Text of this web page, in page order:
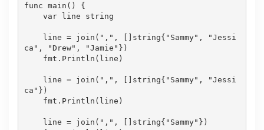
func main() {
var line string
    line =
join ( "," , [] string{ "Sammy" ,
"Jessi
ca" , "Drew" , "Jamie" })
    line =
join ( "," , [] string{ "Sammy" ,
"Jessi
ca" })
    line =
join ( "," , [] string{ "Sammy" })